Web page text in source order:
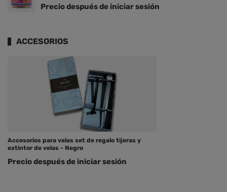
Precio después de iniciar sesión
ACCESORIOS
Accesorios para velas set de regalo tijeras y
extintor de velas - Negro
Precio después de iniciar sesión